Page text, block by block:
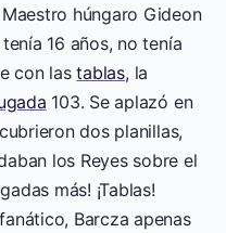
húngaro Gideon
16 años, no tenía
con lastablas, la
103. Se aplazó en
dos planillas,
los Reyes sobre el
más! ¡Tablas!
Barcza apenas